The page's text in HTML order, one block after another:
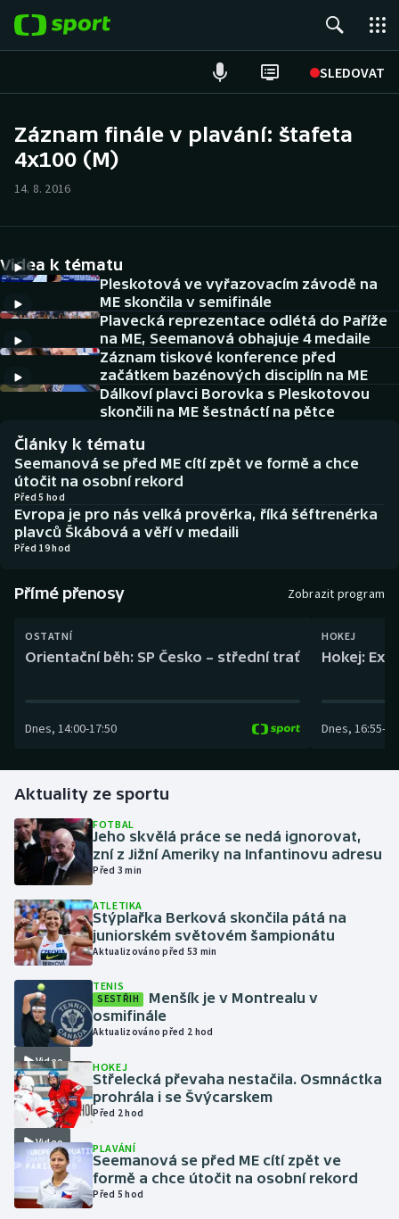
SLEDOVAT
Hokej
Cyklistika
DALŠÍ SPORTY
Americký fotbal
Baseball a softbal
Basketbal
Biatlon
Boby a skeleton
Box
Curling
Golf
Gymnastika
Házená
Jezdectví
Judo
Krasobruslení
Lezení
Lyže a snowboard
Moderní pětiboj
Motorsport
NEPŘEHLÉDNĚTE
Historické návraty
Aplikace ČT sport
AZ kvíz
Záznam finále v plavání: štafeta
4x100 (M)
14. 8. 2016
Videa k tématu
Pleskotová ve vyřazovacím závodě na
ME skončila v semifinále
Plavecká reprezentace odlétá do Paříže
na ME, Seemanová obhajuje 4 medaile
Záznam tiskové konference před
začátkem bazénových disciplín na ME
Dálkoví plavci Borovka s Pleskotovou
skončili na ME šestnáctí na pětce
Články k tématu
Seemanová se před ME cítí zpět ve formě a chce
útočit na osobní rekord
Před 5 hod
Evropa je pro nás velká prověrka, říká šéftrenérka
plavců Škábová a věří v medaili
Před 19 hod
Přímé přenosy Zobrazit program
OSTATNÍ
Orientační běh: SP Česko – střední trať
Dnes, 14:00-17:50
HOKEJ
Hokej:
Dnes, 16:55-
Aktuality ze sportu
FOTBAL
Jeho skvělá práce se nedá ignorovat,
zní z Jižní Ameriky na Infantinovu adresu
Před 3 min
ATLETIKA
Stýplařka Berková skončila pátá na
juniorském světovém šampionátu
Aktualizováno před 53 min
Video
TENIS
SESTŘIH
Menšík je v Montrealu v
osmifinále
Aktualizováno před 2 hod
Video
HOKEJ
Střelecká převaha nestačila. Osmnáctka
prohrála i se Švýcarskem
Před 2 hod
PLAVÁNÍ
Seemanová se před ME cítí zpět ve
formě a chce útočit na osobní rekord
Před 5 hod